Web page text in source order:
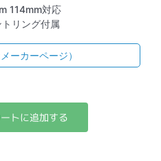
114mm対応
リング付属
ーカーページ）